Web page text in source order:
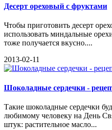
Десерт ореховый с фруктами
Чтобы приготовить десерт
использовать миндальные
тоже получается вкусно....
2013-02-11
Шоколадные сердечки -
Такие шоколадные сердечки
любимому человеку на День
штук: растительное масло...